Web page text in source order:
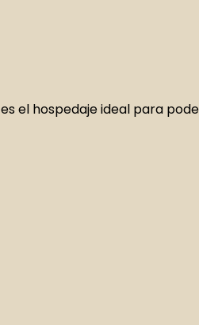
es el hospedaje ideal para